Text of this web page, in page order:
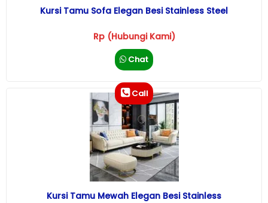
Kursi Tamu Sofa Elegan Besi Stainless Steel
Rp (Hubungi Kami)
Chat
Call
Kursi Tamu Mewah Elegan Besi Stainless